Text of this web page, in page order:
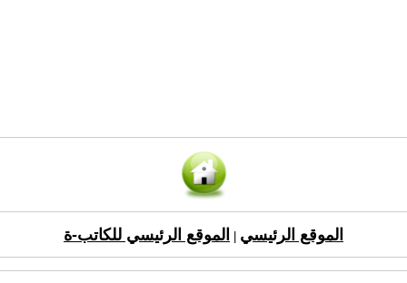
الموقع الرئيسي الموقع الرئيسي للكاتب-ة